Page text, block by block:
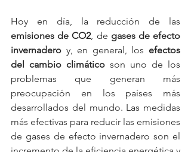
emisiones de CO2, de gases de efecto
invernadero y, en general, los efectos
del cambio climático son uno de los
problemas que generan más
preocupación en los países más
desarrollados del mundo. Las medidas
más efectivas para reducir las emisiones
de gases de efecto invernadero son el